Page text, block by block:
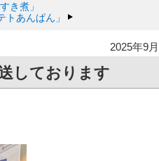
すき煮」
あんぱん」
2025年9
しております